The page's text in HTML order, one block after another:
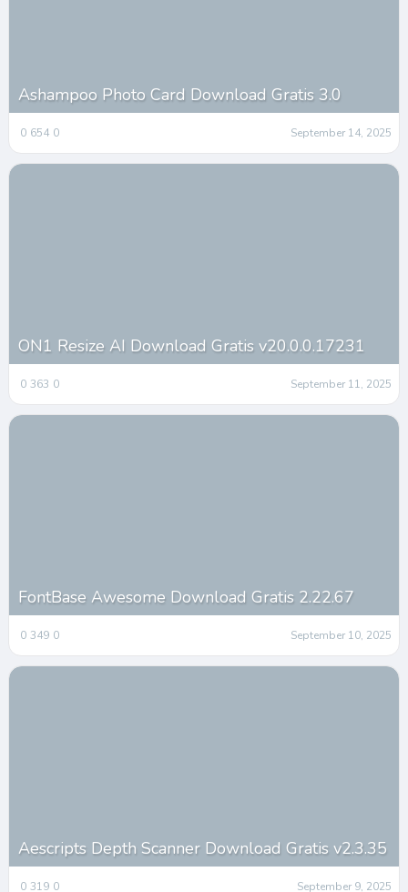
Ashampoo Photo Card Download Gratis 3.0
0 654 0 September 14, 2025
ON1 Resize AI Download Gratis v20.0.0.17231
0 363 0 September 11, 2025
FontBase Awesome Download Gratis 2.22.67
0 349 0 September 10, 2025
Aescripts Depth Scanner Download Gratis v2.3.35
0 319 0 September 9, 2025